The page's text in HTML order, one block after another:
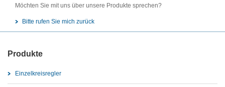
Möchten Sie mit uns über unsere Produkte sprechen?
Bitte rufen Sie mich zurück
Produkte
Einzelkreisregler